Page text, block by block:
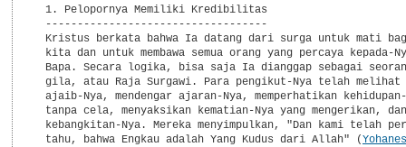
  1. Pelopornya Memiliki Kredibilitas
  -----------------------------------
Kristus berkata bahwa Ia datang dari surga untuk mati
kita dan untuk membawa semua orang yang percaya kepada-
Bapa. Secara logika, bisa saja Ia dianggap sebagai
gila, atau Raja Surgawi. Para pengikut-Nya telah melihat
ajaib-Nya, mendengar ajaran-Nya, memperhatikan
tanpa cela, menyaksikan kematian-Nya yang mengerikan,
kebangkitan-Nya. Mereka menyimpulkan, "Dan kami telah
  tahu, bahwa Engkau adalah Yang Kudus dari Allah" (